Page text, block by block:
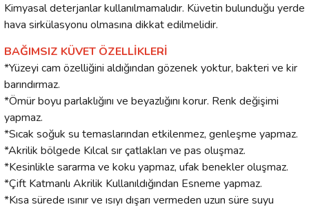
Kimyasal deterjanlar kullanılmamalıdır. Küvetin bulunduğu yerde
hava sirkülasyonu olmasına dikkat edilmelidir.
BAĞIMSIZ KÜVET ÖZELLİKLERİ
*Yüzeyi cam özelliğini aldığından gözenek yoktur, bakteri ve kir
barındırmaz.
*Ömür boyu parlaklığını ve beyazlığını korur. Renk değişimi
yapmaz.
*Sıcak soğuk su temaslarından etkilenmez, genleşme yapmaz.
*Akrilik bölgede Kılcal sır çatlakları ve pas oluşmaz.
*Kesinlikle sararma ve koku yapmaz, ufak benekler oluşmaz.
*Çift Katmanlı Akrilik Kullanıldığından Esneme yapmaz.
*Kısa sürede ısınır ve ısıyı dışarı vermeden uzun süre suyu